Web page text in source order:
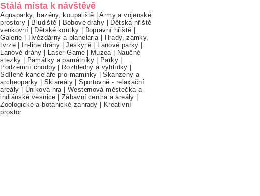
Stálá místa k návštěvě
Aquaparky, bazény, koupaliště |Army a vojenské
prostory | Bludiště | Bobové dráhy | Dětská hřiště
venkovní | Dětské koutky | Dopravní hřiště |
Galerie | Hvězdárny a planetária | Hrady, zámky,
tvrze | In-line dráhy |Jeskyně | Lanové parky |
Lanové dráhy | Laser Game | Muzea | Naučné
stezky | Památky a památníky| Parky |
Podzemní chodby| Rozhledny a vyhlídky |
Sdílené kanceláře pro maminky |Skanzeny a
archeoparky | Skiareály |Sportovně - relaxační
areály | Úniková hra |Westernová městečka a
indiánské vesnice | Zábavní centra a areály |
Zoologické a botanické zahrady | Kreativní
prostor